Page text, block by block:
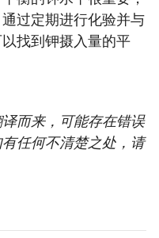
过定期进行化验并与
找到钾摄入量的平
而来，可能存在错误
任何不清楚之处，请